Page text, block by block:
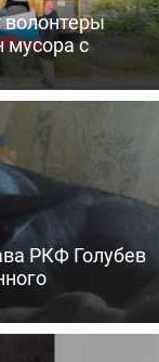
волонтеры
мусора с
РКФ Голубев